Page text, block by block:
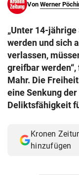
search
eingeben
Muthgasse 2, 1190
Von Werner
„Unter 14-
werden und sich
verlassen,
greifbar
Mahr. Die
eine Senkung
Deliktsfähigkeit
Kronen
hinzufügen